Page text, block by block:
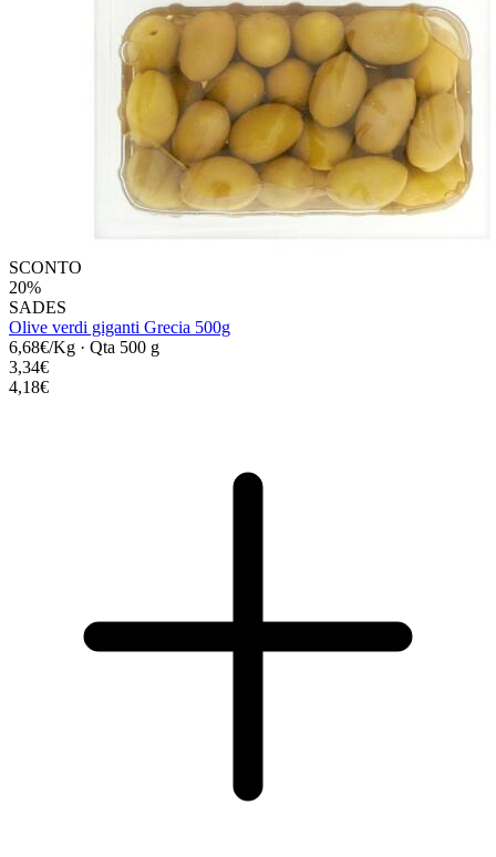
SCONTO
20%
SADES
Olive verdi giganti Grecia 500g
6,68€/Kg · Qta 500 g
3,34€
4,18€